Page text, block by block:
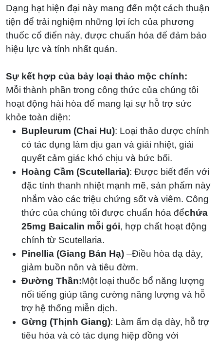
Dạng hạt hiện đại này mang đến một cách thuận
tiện để trải nghiệm những lợi ích của phương
thuốc cổ điển này, được chuẩn hóa để đảm bảo
hiệu lực và tính nhất quán.
Sự kết hợp của bảy loại thảo mộc chính:
Mỗi thành phần trong công thức của chúng tôi
hoạt động hài hòa để mang lại sự hỗ trợ sức
khỏe toàn diện:
Bupleurum (Chai Hu): Loại thảo dược chính
có tác dụng làm dịu gan và giải nhiệt, giải
quyết cảm giác khó chịu và bức bối.
Hoàng Cầm (Scutellaria): Được biết đến với
đặc tính thanh nhiệt mạnh mẽ, sản phẩm này
nhắm vào các triệu chứng sốt và viêm. Công
thức của chúng tôi được chuẩn hóa đểchứa
25mg Baicalin mỗi gói, hợp chất hoạt động
chính từ Scutellaria.
Pinellia (Giang Bán Hạ) –Điều hòa dạ dày,
giảm buồn nôn và tiêu đờm.
Đường Thần:Một loại thuốc bổ năng lượng
nổi tiếng giúp tăng cường năng lượng và hỗ
trợ hệ thống miễn dịch.
Gừng (Thịnh Giang): Làm ấm dạ dày, hỗ trợ
tiêu hóa và có tác dụng hiệp đồng với